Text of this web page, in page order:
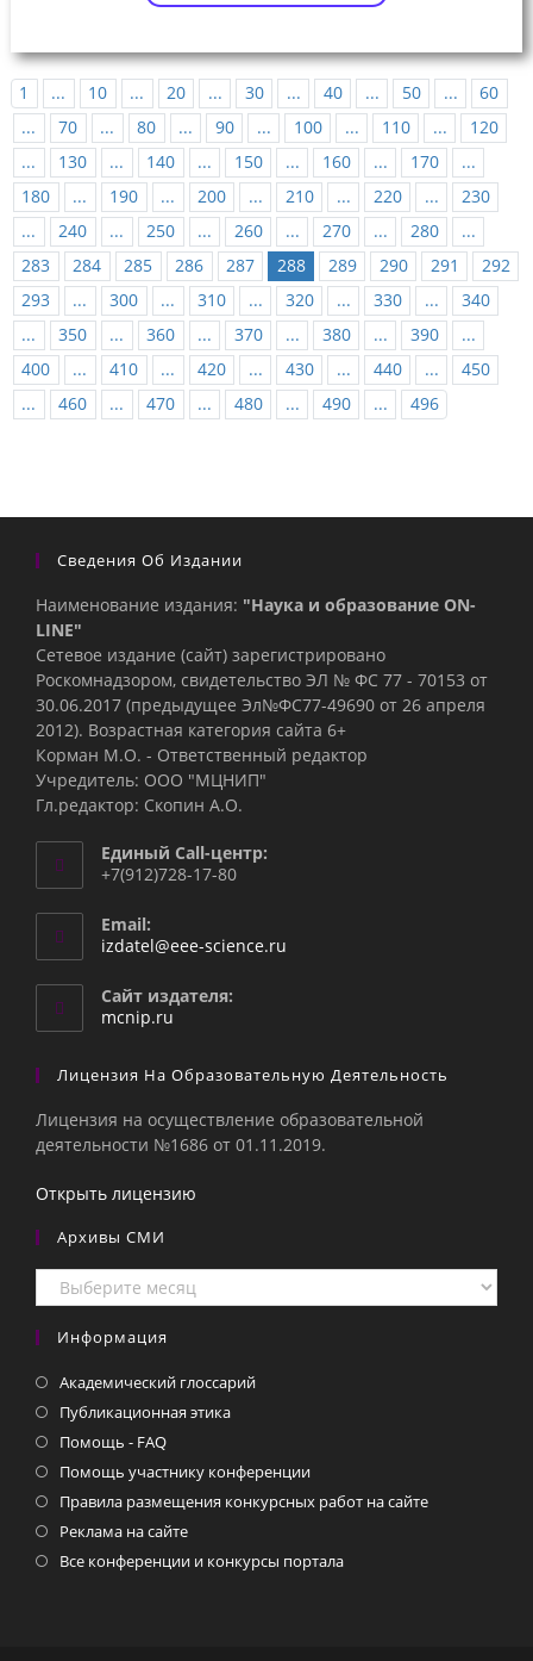
1 ... 10 ... 20 ... 30 ... 40 ... 50 ...
60
...
70 ... 80 ... 90 ... 100 ... 110 ...
120
...
130 ... 140 ... 150 ... 160 ... 170
...
180
... 190 ... 200 ... 210 ... 220 ...
230
...
240 ... 250 ... 260 ... 270 ... 280
...
283
284 285 286 287 288 289 290 291
292
293
... 300 ... 310 ... 320 ... 330 ...
340
...
350 ... 360 ... 370 ... 380 ... 390
...
400
... 410 ... 420 ... 430 ... 440 ...
450
...
460 ... 470 ... 480 ... 490 ... 496
Сведения Об Издании
Наименование издания: "Наука и образование ON-
LINE"
Сетевое издание (сайт) зарегистрировано
Роскомнадзором, свидетельство ЭЛ № ФС 77 - 70153 от
30.06.2017 (предыдущее Эл№ФC77-49690 от 26 апреля
2012). Возрастная категория сайта 6+
Корман М.О. - Ответственный редактор
Учредитель: ООО "МЦНИП"
Гл.редактор: Скопин А.О.
Единый Call-центр:
+7(912)728-17-80
Email:
izdatel@eee-science.ru
Сайт издателя:
mcnip.ru
Лицензия На Образовательную Деятельность
Лицензия на осуществление образовательной
деятельности №1686 от 01.11.2019.
Открыть лицензию
Архивы СМИ
Архивы
СМИ
Информация
Академический глоссарий
Публикационная этика
Помощь - FAQ
Помощь участнику конференции
Правила размещения конкурсных работ на сайте
Реклама на сайте
Все конференции и конкурсы портала